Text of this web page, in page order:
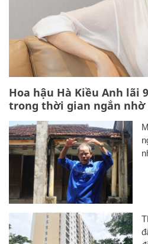
Hoa hậu Hà Kiều Anh lãi
trong thời gian ngắn nhờ